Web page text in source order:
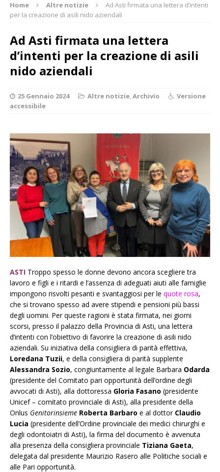
Home Altre notizie
Ad Asti firmata una lettera d’intenti
per la creazione di asili nido aziendali
Ad Asti firmata una lettera
d’intenti per la creazione di asili
nido aziendali
25 Gennaio 2024 Altre notizie,Archivio
Versione
accessibile
ASTI Troppo spesso le donne devono ancora scegliere tra
lavoro e figli e i ritardi e l’assenza di adeguati aiuti alle famiglie
impongono risvolti pesanti e svantaggiosi per le quote rosa,
che si trovano spesso ad avere stipendi e pensioni più bassi
degli uomini. Per queste ragioni è stata firmata, nei giorni
scorsi, presso il palazzo della Provincia di Asti, una lettera
d’intenti con l’obiettivo di favorire la creazione di asili nido
aziendali. Su iniziativa della consigliera di parità effettiva,
Loredana Tuzii, e della consigliera di parità supplente
Alessandra Sozio, congiuntamente al legale Barbara Odarda
(presidente del Comitato pari opportunità dell’ordine degli
avvocati di Asti), alla dottoressa Gloria Fasano (presidente
Unicef – comitato provinciale di Asti), alla presidente della
Onlus Genitorinsieme Roberta Barbaro e al dottor Claudio
Lucia (presidente dell’Ordine provinciale dei medici chirurghi e
degli odontoiatri di Asti), la firma del documento è avvenuta
alla presenza della consigliera provinciale Tiziana Gaeta,
delegata dal presidente Maurizio Rasero alle Politiche sociali e
alle Pari opportunità.